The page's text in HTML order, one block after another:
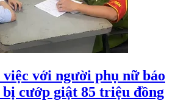
việc với người phụ nữ báo
cướp giật 85 triệu đồng